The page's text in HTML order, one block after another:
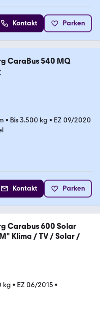
Kontakt Parken
Weinsberg CaraBus 540 MQ
• Bis 3.500 kg • EZ 09/2020
Kontakt Parken
Carabus 600 Solar
Klima / TV / Solar /
kg • EZ 06/2015 •